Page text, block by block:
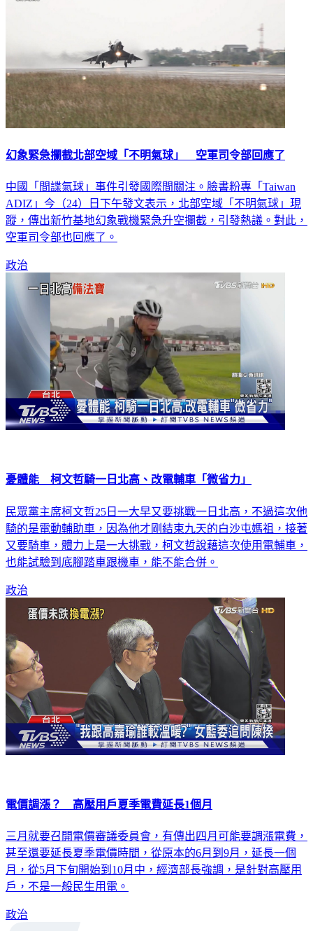
幻象緊急攔截北部空域「不明氣球」 空軍司令部回應了
中國「間諜氣球」事件引發國際間關注。臉書粉專「Taiwan
ADIZ」今（24）日下午發文表示，北部空域「不明氣球」現
蹤，傳出新竹基地幻象戰機緊急升空攔截，引發熱議。對此，
空軍司令部也回應了。
政治
憂體能 柯文哲騎一日北高、改電輔車「微省力」
民眾黨主席柯文哲25日一大早又要挑戰一日北高，不過這次他
騎的是電動輔助車，因為他才剛結束九天的白沙屯媽祖，接著
又要騎車，體力上是一大挑戰，柯文哲說藉這次使用電輔車，
也能試驗到底腳踏車跟機車，能不能合併。
政治
電價調漲？ 高壓用戶夏季電費延長1個月
三月就要召開電價審議委員會，有傳出四月可能要調漲電費，
甚至還要延長夏季電價時間，從原本的6月到9月，延長一個
月，從5月下旬開始到10月中，經濟部長強調，是針對高壓用
戶，不是一般民生用電。
政治